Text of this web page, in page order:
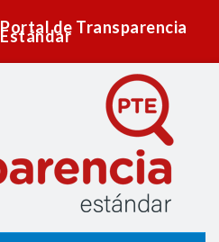
Portal de Transparencia
Estándar